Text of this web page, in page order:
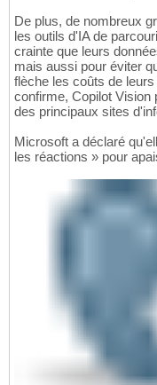
De plus, de nombreux
les outils d'IA de
crainte que leurs
mais aussi pour éviter
flèche les coûts de
confirme, Copilot Vision
des principaux sites
Microsoft a déclaré
les réactions » pour